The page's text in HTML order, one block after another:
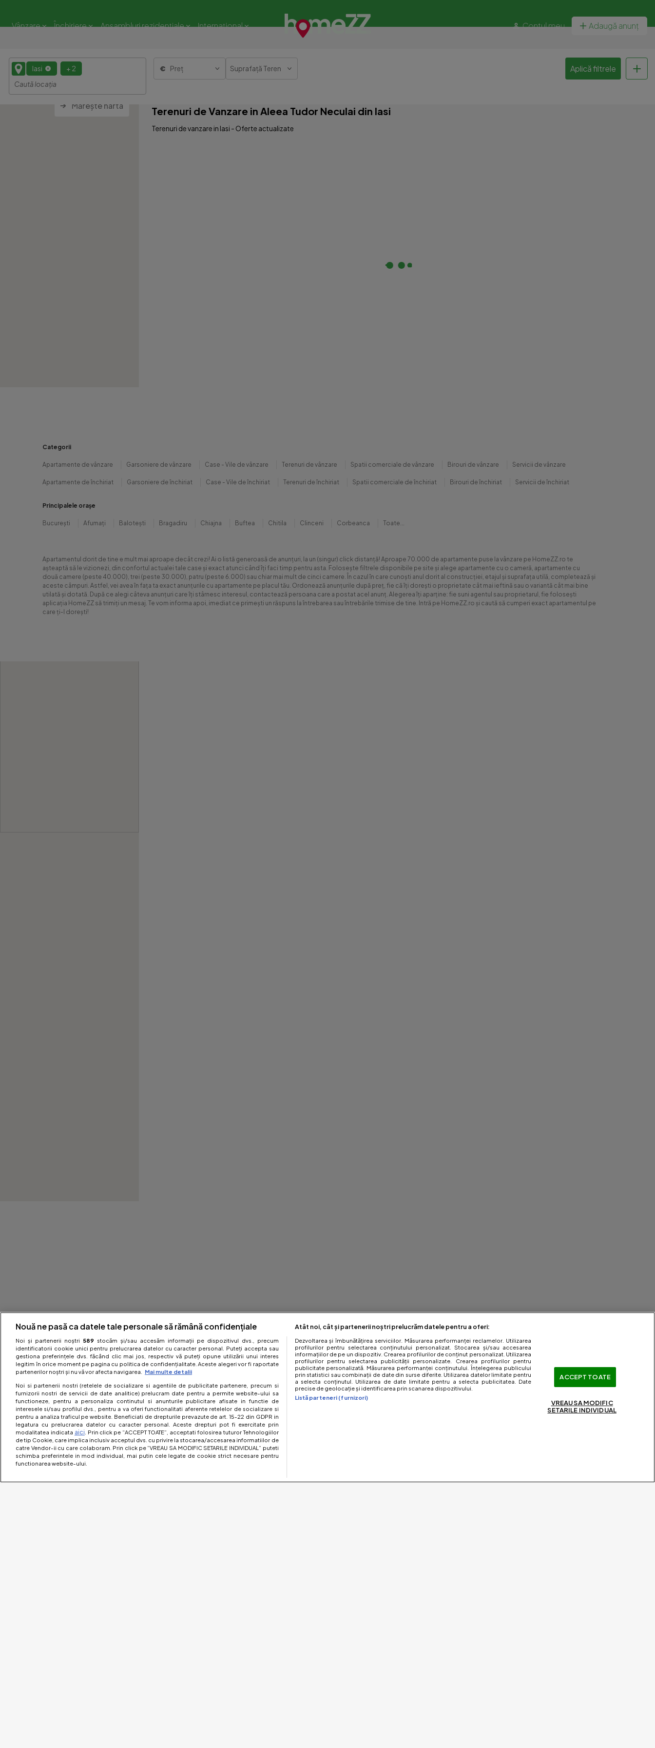
Vânzare Închiriere Ansambluri rezidențiale Internațional Contul meu Adaugă anunț
Iasi + 2 Preț Suprafață Teren Aplică filtrele
Mărește harta Terenuri de Vanzare in Aleea Tudor Neculai din Iasi
Terenuri de vanzare in Iasi - Oferte actualizate
Categorii
Apartamente de vânzare Garsoniere de vânzare Case - Vile de vânzare Terenuri de vânzare Spatii comerciale de vânzare Birouri de vânzare Servicii de vânzare
Apartamente de închiriat Garsoniere de închiriat Case - Vile de închiriat Terenuri de închiriat Spatii comerciale de închiriat Birouri de închiriat Servicii de închiriat
Principalele orașe
București Afumați Balotești Bragadiru Chiajna Buftea Chitila Clinceni Corbeanca Toate...
Apartamentul dorit de tine e mult mai aproape decât crezi! Ai o listă generoasă de anunțuri, la un (singur) click distanță! Aproape 70.000 de apartamente puse la vânzare pe HomeZZ.ro te
așteaptă să le vizionezi, din confortul actualei tale case și exact atunci când îți faci timp pentru asta. Folosește filtrele disponibile pe site și alege apartamente cu o cameră, apartamente cu
două camere (peste 40.000), trei (peste 30.000), patru (peste 6.000) sau chiar mai mult de cinci camere. În cazul în care cunoști anul dorit al construcției, etajul și suprafața utilă, completează și
aceste câmpuri. Astfel, vei avea în fața ta exact anunțurile cu apartamente pe placul tău. Ordonează anunțurile după preț, fie că îți dorești o proprietate cât mai ieftină sau o variantă cât mai bine
utilată și dotată. După ce alegi câteva anunțuri care îți stârnesc interesul, contactează persoana care a postat acel anunț. Alegerea îți aparține: fie suni agentul sau proprietarul, fie folosești
aplicația HomeZZ să trimiți un mesaj. Te vom informa apoi, imediat ce primești un răspuns la întrebarea sau întrebările trimise de tine. Intră pe HomeZZ.ro și caută să cumperi exact apartamentul pe
care ți-l dorești!
Nouă ne pasă ca datele tale personale să rămână confidențiale
Noi și partenerii noștri 589 stocăm și/sau accesăm informații pe dispozitivul dvs., precum
identificatorii cookie unici pentru prelucrarea datelor cu caracter personal. Puteți accepta sau
gestiona preferințele dvs. făcând clic mai jos, respectiv vă puteți opune utilizării unui interes
legitim în orice moment pe pagina cu politica de confidențialitate. Aceste alegeri vor fi raportate
partenerilor noștri și nu vă vor afecta navigarea.
Mai multe detalii
Noi si partenerii nostri (retelele de socializare si agentiile de publicitate partenere, precum si
furnizorii nostri de servicii de date analitice) prelucram date pentru a permite website-ului sa
functioneze, pentru a personaliza continutul si anunturile publicitare afisate in functie de
interesele si/sau profilul dvs., pentru a va oferi functionalitati aferente retelelor de socializare si
pentru a analiza traficul pe website. Beneficiati de drepturile prevazute de art. 15-22 din GDPR in
legatura cu prelucrarea datelor cu caracter personal. Aceste drepturi pot fi exercitate prin
modalitatea indicata aici . Prin click pe “ACCEPT TOATE”, acceptati folosirea tuturor Tehnologiilor
de tip Cookie, care implica inclusiv acceptul dvs. cu privire la stocarea/accesarea informatiilor de
catre Vendor-ii cu care colaboram. Prin click pe “VREAU SA MODIFIC SETARILE INDIVIDUAL” puteti
schimba preferintele in mod individual, mai putin cele legate de cookie strict necesare pentru
functionarea website-ului.
Atât noi, cât și partenerii noștri prelucrăm datele pentru a oferi:
Dezvoltarea și îmbunătățirea serviciilor. Măsurarea performanței reclamelor. Utilizarea
profilurilor pentru selectarea conținutului personalizat. Stocarea și/sau accesarea
informațiilor de pe un dispozitiv. Crearea profilurilor de conținut personalizat. Utilizarea
profilurilor pentru selectarea publicității personalizate. Crearea profilurilor pentru
publicitate personalizată. Măsurarea performanței conținutului. Înțelegerea publicului
prin statistici sau combinații de date din surse diferite. Utilizarea datelor limitate pentru
a selecta conținutul. Utilizarea de date limitate pentru a selecta publicitatea. Date
precise de geolocație și identificarea prin scanarea dispozitivului.
Listă parteneri (furnizori)
ACCEPT TOATE
VREAU SA MODIFIC
SETARILE INDIVIDUAL